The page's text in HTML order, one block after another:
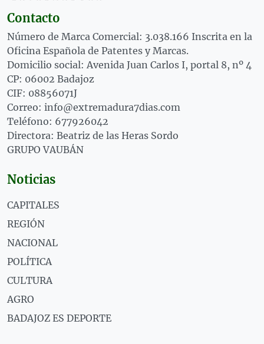
Contacto
Número de Marca Comercial: 3.038.166 Inscrita en la
Oficina Española de Patentes y Marcas.
Domicilio social: Avenida Juan Carlos I, portal 8, nº 4
CP: 06002 Badajoz
CIF: 08856071J
Correo: info@extremadura7dias.com
Teléfono: 677926042
Directora: Beatriz de las Heras Sordo
GRUPO VAUBÁN
Noticias
CAPITALES
REGIÓN
NACIONAL
POLÍTICA
CULTURA
AGRO
BADAJOZ ES DEPORTE